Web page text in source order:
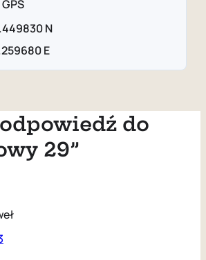
N
E
do
29”